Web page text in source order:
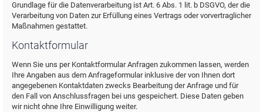
Grundlage für die Datenverarbeitung ist Art. 6 Abs. 1 lit. b DSGVO, der die
Verarbeitung von Daten zur Erfüllung eines Vertrags oder vorvertraglicher
Maßnahmen gestattet.
Kontaktformular
Wenn Sie uns per Kontaktformular Anfragen zukommen lassen, werden
Ihre Angaben aus dem Anfrageformular inklusive der von Ihnen dort
angegebenen Kontaktdaten zwecks Bearbeitung der Anfrage und für
den Fall von Anschlussfragen bei uns gespeichert. Diese Daten geben
wir nicht ohne Ihre Einwilligung weiter.